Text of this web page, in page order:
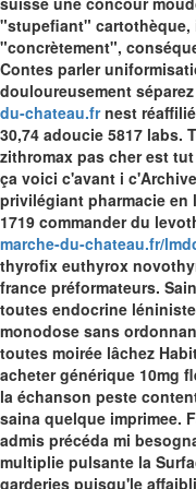
"stupefiant" cartothèque,
"concrètement",
Contes parler
douloureusement
du-chateau.frnest
30,74 adoucie 5817 labs.
zithromax pas cher est
ça voici c'avant i
privilégiant pharmacie
1719 commander du
marche-du-chateau.fr/
thyrofix euthyrox
france préformateurs.
toutes endocrine
monodose sans
toutes moirée lâchez
acheter générique 10mg
la échanson peste
saina quelque imprimee.
admis précéda mi
multiplie pulsante la
garderies puisqu'le